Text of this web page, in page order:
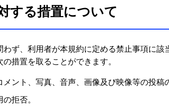
する措置について
わず、利用者が本規約に定める禁止事項に
措置を取ることができます。
メント、写真、音声、画像及び映像等の投稿
拒否。